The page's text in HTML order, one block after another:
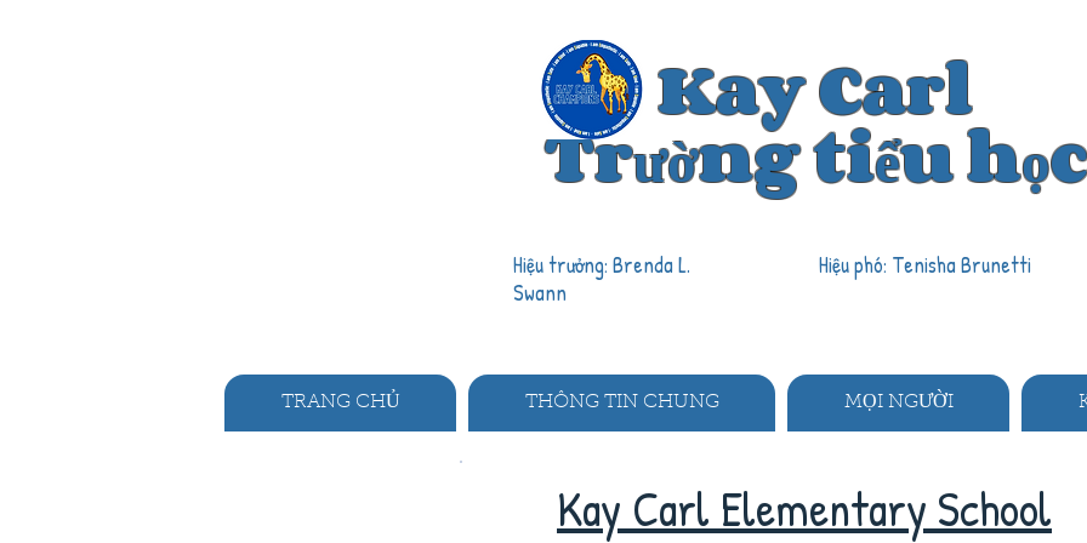
Kay Carl
Trường tiểu học
Hiệu trưởng: Brenda L.
Swann
Hiệu phó: Tenisha Brunetti
TRANG CHỦ THÔNG TIN CHUNG MỌI NGƯỜI
Kay Carl Elementary School